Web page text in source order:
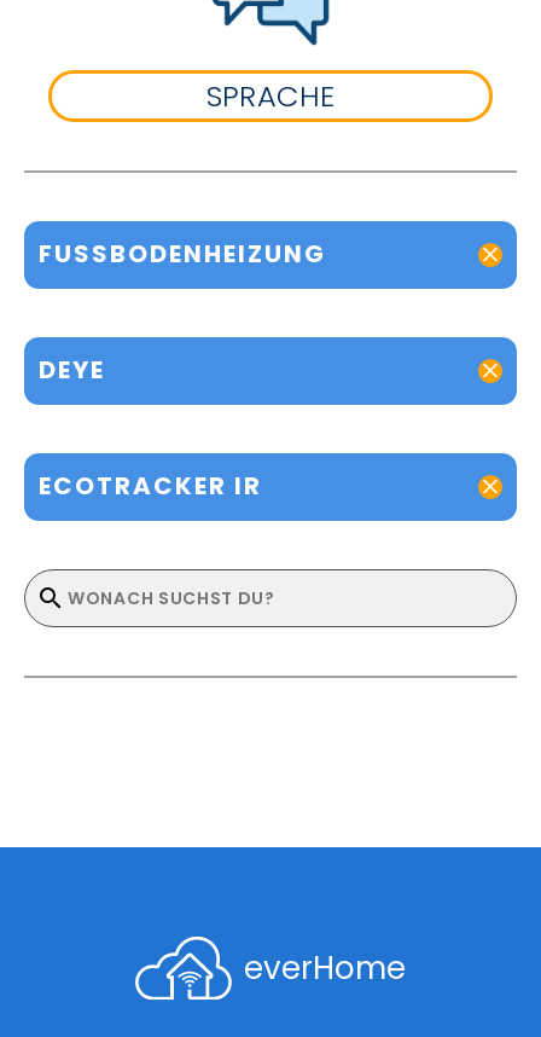
SPRACHE
FUSSBODENHEIZUNG
DEYE
ECOTRACKER IR
everHome